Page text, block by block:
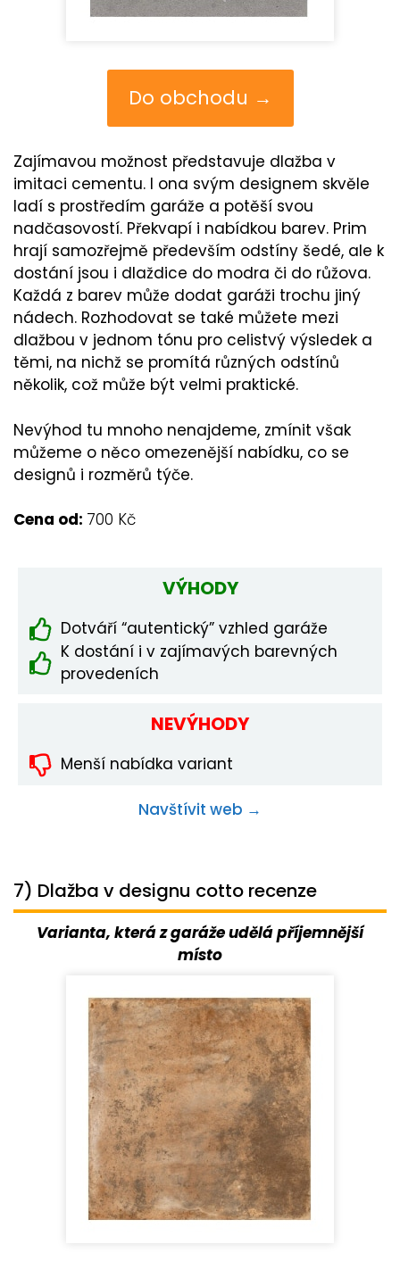
Do obchodu →
Zajímavou možnost představuje dlažba v
imitaci cementu. I ona svým designem skvěle
ladí s prostředím garáže a potěší svou
nadčasovostí. Překvapí i nabídkou barev. Prim
hrají samozřejmě především odstíny šedé, ale k
dostání jsou i dlaždice do modra či do růžova.
Každá z barev může dodat garáži trochu jiný
nádech. Rozhodovat se také můžete mezi
dlažbou v jednom tónu pro celistvý výsledek a
těmi, na nichž se promítá různých odstínů
několik, což může být velmi praktické.
Nevýhod tu mnoho nenajdeme, zmínit však
můžeme o něco omezenější nabídku, co se
designů i rozměrů týče.
Cena od: 700 Kč
VÝHODY
Dotváří “autentický” vzhled garáže
K dostání i v zajímavých barevných
provedeních
NEVÝHODY
Menší nabídka variant
Navštívit web →
7) Dlažba v designu cotto recenze
Varianta, která z garáže udělá příjemnější
místo